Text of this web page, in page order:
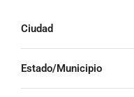
Ciudad
Estado/Municipio